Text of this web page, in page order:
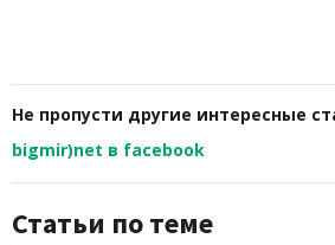
Не пропусти другие интересные
bigmir)net в facebook
Статьи по теме